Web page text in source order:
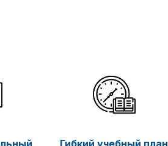
Гибкий учебный план